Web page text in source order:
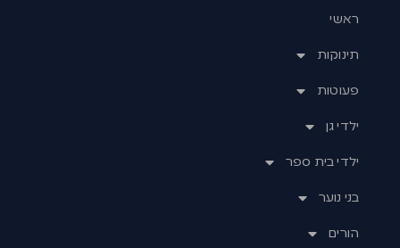
ראשי
תינוקות
פעוטות
ילדי גן
ילדי בית ספר
בני נוער
הורים